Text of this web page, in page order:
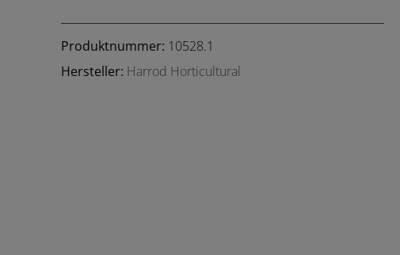
Produktnummer: 10528.1
Hersteller: Harrod Horticultural